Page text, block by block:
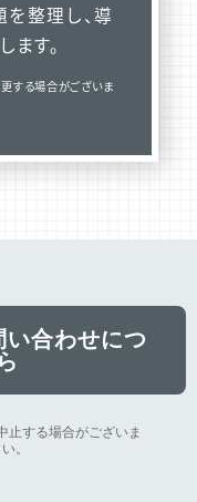
整理し、導
ます。
する場合がございま
合わせにつ
する場合がございま
。